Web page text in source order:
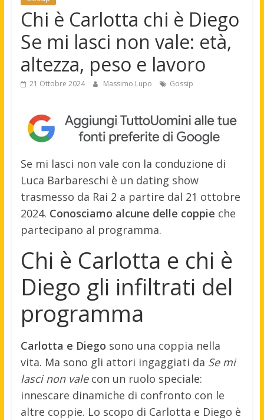
Chi è Carlotta chi è Diego
Se mi lasci non vale: età,
altezza, peso e lavoro
21 Ottobre 2024 Massimo Lupo Gossip
Se mi lasci non vale con la conduzione di
Luca Barbareschi è un dating show
trasmesso da Rai 2 a partire dal 21 ottobre
2024. Conosciamo alcune delle coppie che
partecipano al programma.
Chi è Carlotta e chi è
Diego gli infiltrati del
programma
Carlotta e Diego sono una coppia nella
vita. Ma sono gli attori ingaggiati da Se mi
lasci non valecon un ruolo speciale:
innescare dinamiche di confronto con le
altre coppie. Lo scopo di Carlotta e Diego è